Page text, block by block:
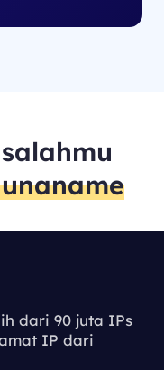
dari 90 juta IPs
IP dari